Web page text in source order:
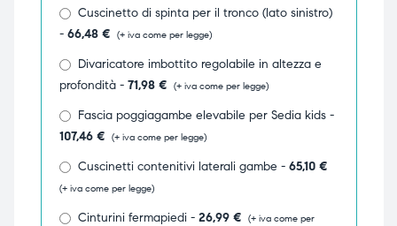
Cuscinetto di spinta per il tronco (lato sinistro)
- 66,48 € (+ iva come per legge)
Divaricatore imbottito regolabile in altezza e
profondità - 71,98 € (+ iva come per legge)
Fascia poggiagambe elevabile per Sedia kids -
107,46 € (+ iva come per legge)
Cuscinetti contenitivi laterali gambe - 65,10 €
(+ iva come per legge)
Cinturini fermapiedi - 26,99 € (+ iva come per